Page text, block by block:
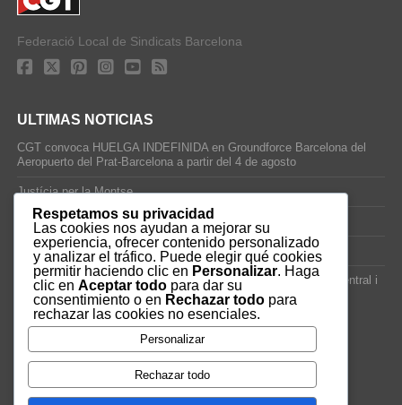
Federació Local de Sindicats Barcelona
ULTIMAS NOTICIAS
CGT convoca HUELGA INDEFINIDA en Groundforce Barcelona del
Aeropuerto del Prat-Barcelona a partir del 4 de agosto
Justícia per la Montse
25J – Día Mundial para la Prevención de los Ahogamientos
ERE encubierto en H&M Concentrix
Actes centrals 90 aniversari revolució social 1936. Programa central i
per dies. Materials de venda.
DOCUMENTAL SANITAT CATSALUT 061 ANTI-MWC
Respetamos su privacidad
Las cookies nos ayudan a mejorar su
experiencia, ofrecer contenido personalizado
y analizar el tráfico. Puede elegir qué cookies
permitir haciendo clic en Personalizar. Haga
clic en Aceptar todo para dar su
consentimiento o en Rechazar todo para
rechazar las cookies no esenciales.
Personalizar
Rechazar todo